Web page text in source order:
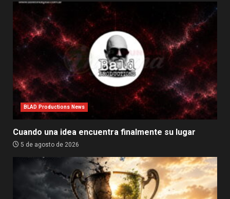
BLAD Productions News
Cuando una idea encuentra finalmente su lugar
5 de agosto de 2026